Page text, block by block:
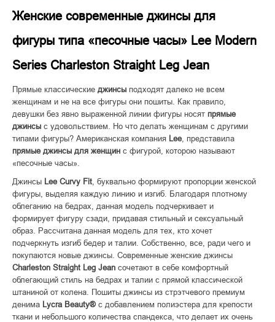
Женские современные джинсы для
фигуры типа «песочные часы» Lee Modern
Series Charleston Straight Leg Jean
Прямые классические джинсы подходят далеко не всем
женщинам и не на все фигуры они пошиты. Как правило,
девушки без явно выраженной линии фигуры носят прямые
джинсы с удовольствием. Но что делать женщинам с другими
типами фигуры? Американская компания Lee, представила
прямые джинсы для женщин с фигурой, которою называют
«песочные часы».
Джинсы Lee Curvy Fit , буквально формируют пропорции женской
фигуры, выделяя каждую линию и изгиб. Благодаря плотному
облеганию на бедрах, данная модель подчеркивает и
формирует фигуру сзади, придавая стильный и сексуальный
образ. Рассчитана данная модель для тех, кто хочет
подчеркнуть изгиб бедер и талии. Собственно, все, ради чего и
покупаются новые джинсы. Современные женские джинсы
Charleston Straight Leg Jean сочетают в себе комфортный
облегающий стиль на бедрах и талии с прямой классической
штаниной от колена. Пошиты джинсы из стрэтчевого премиум
денима Lycra Beauty® с добавлением полиэстера для крепости
ткани и небольшого количества спандекса, что делает их очень